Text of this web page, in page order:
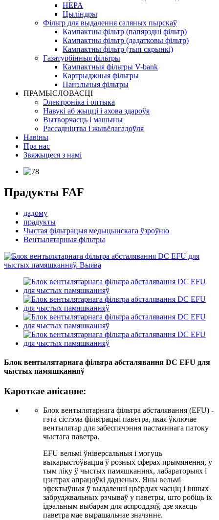
HEPA
Цыліндры
Фільтр для выдалення саляных пырскаў
Кампактны фільтр (папярэдні фільтр)
Кампактны фільтр (дадатковы фільтр)
Кампактны фільтр (тып скрынкі)
Газатурбінныя фільтры
Кампактныя фільтры V-bank
Картрыджныя фільтры
Панэльныя фільтры
ПРАМЫСЛОВАСЦІ
Электроніка і оптыка
Навукі аб жыцці і ахова здароўя
Вытворчасць і машыны
Рассадніцтва і жывёлагадоўля
Навіны
Пра нас
Звяжыцеся з намі
Прадукты FAF
дадому
прадукты
Чыстая фільтрацыя медыцынскага ўзроўню
Вентылятарныя фільтры
Блок вентылятарнага фільтра абсталявання DC EFU для
чыстых памяшканняў
Кароткае апісанне:
Блок вентылятарнага фільтра абсталявання (EFU) -
гэта сістэма фільтрацыі паветра, якая ўключае
вентылятар для забеспячэння пастаяннага патоку
чыстага паветра.
EFU вельмі ўніверсальныя і могуць
выкарыстоўвацца ў розных сферах прымянення, у
тым ліку ў чыстых памяшканнях, лабараторыях і
цэнтрах апрацоўкі дадзеных. Яны вельмі
эфектыўныя ў выдаленні цвёрдых часціц і іншых
забруджвальных рэчываў у паветры, што робіць іх
ідэальным выбарам для асяроддзяў, дзе якасць
паветра мае вырашальнае значэнне.